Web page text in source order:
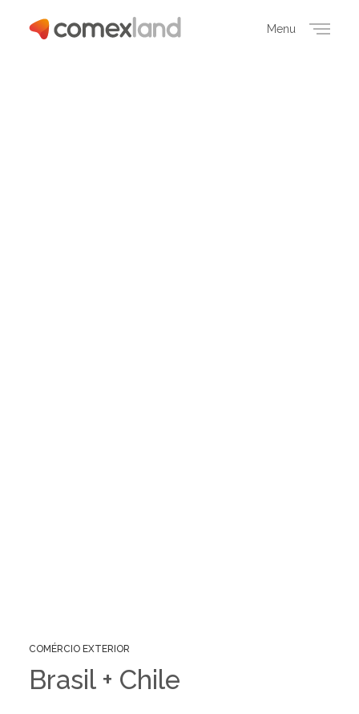
Menu
COMÉRCIO EXTERIOR
Brasil + Chile